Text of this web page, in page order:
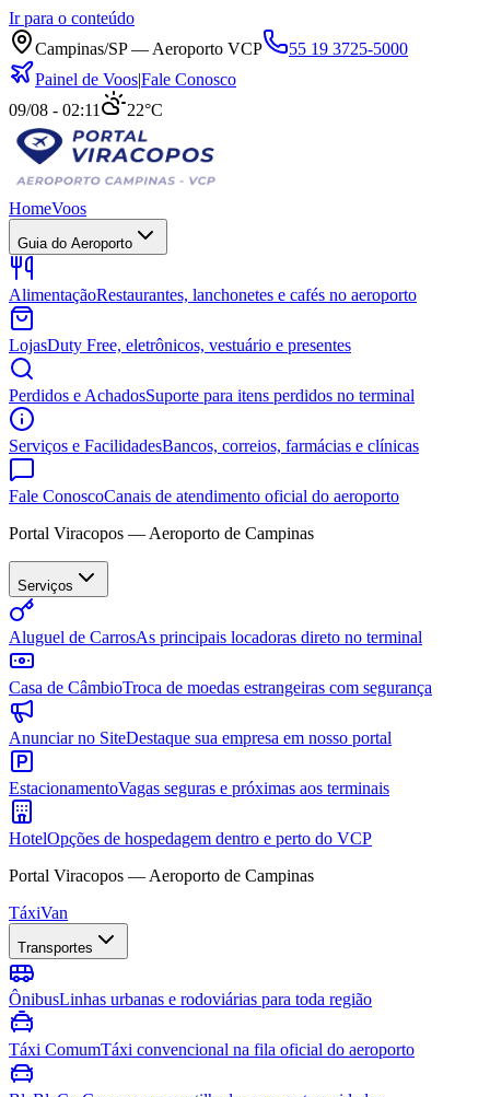
Ir para o conteúdo
Campinas/SP — Aeroporto VCP
55 19 3725-5000
Painel de Voos|Fale Conosco
09/08 - 02:11
22°C
HomeVoos
Guia do Aeroporto
AlimentaçãoRestaurantes, lanchonetes e cafés no aeroporto
LojasDuty Free, eletrônicos, vestuário e presentes
Perdidos e AchadosSuporte para itens perdidos no terminal
Serviços e FacilidadesBancos, correios, farmácias e clínicas
Fale ConoscoCanais de atendimento oficial do aeroporto
Portal Viracopos — Aeroporto de Campinas
Serviços
Aluguel de CarrosAs principais locadoras direto no terminal
Casa de CâmbioTroca de moedas estrangeiras com segurança
Anunciar no SiteDestaque sua empresa em nosso portal
EstacionamentoVagas seguras e próximas aos terminais
HotelOpções de hospedagem dentro e perto do VCP
Portal Viracopos — Aeroporto de Campinas
TáxiVan
Transportes
ÔnibusLinhas urbanas e rodoviárias para toda região
Táxi ComumTáxi convencional na fila oficial do aeroporto